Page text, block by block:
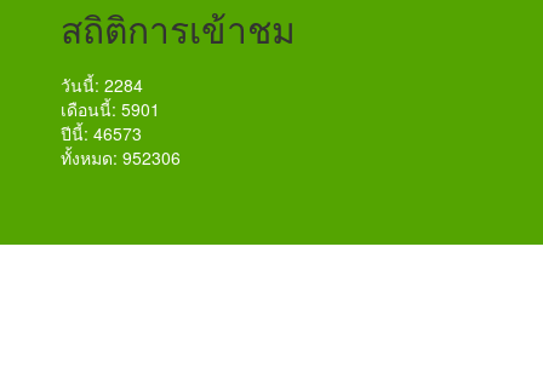
สถิติการเข้าชม
วันนี้: 2284
เดือนนี้: 5901
ปีนี้: 46573
ทั้งหมด: 952306